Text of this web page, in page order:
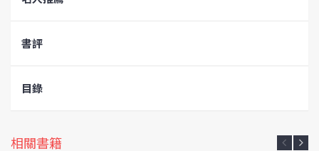
書評
目錄
相關書籍